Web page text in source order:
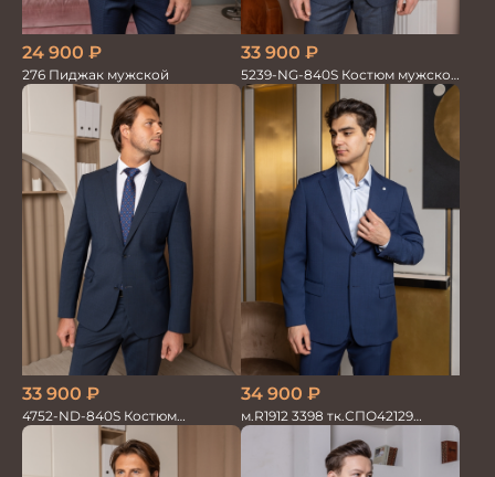
24 900 ₽
276 Пиджак мужской
33 900 ₽
5239-NG-840S Костюм мужской
двойка
33 900 ₽
4752-ND-840S Костюм
мужской двойка
34 900 ₽
м.R1912 3398 тк.СПО42129
Костюм мужской